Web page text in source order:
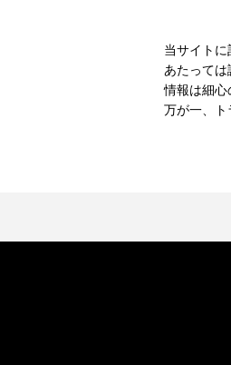
当サイト
あたって
情報は細心
万が一、ト